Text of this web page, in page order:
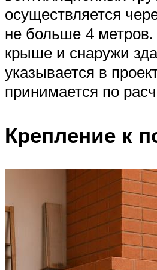
осуществляется
не больше 4
крыше и снаружи
указывается в
принимается по
Крепление к